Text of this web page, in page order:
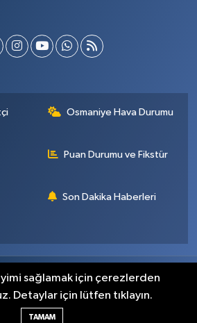
Osmaniye Hava Durumu
Puan Durumu ve Fikstür
Son Dakika Haberleri
Gizlilik Sözleşmesi
Yazılımı:
sağlamak için çerezlerden
Detaylar için lütfen tıklayın.
TAMAM